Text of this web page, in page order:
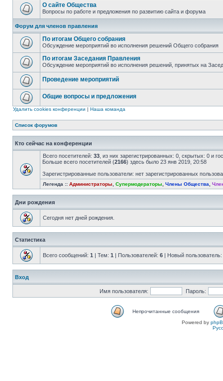
О сайте Общества
Вопросы по работе и предложения по развитию сайта и форума
Форум для членов правления
По итогам Общего собрания
Обсуждение мероприятий во исполнения решений Общего собрания
По итогам Заседания Правления
Обсуждение мероприятий во исполнения решений, принятых на
Проведение мероприятий
Общие вопросы и предложения
Удалить cookies конференции | Наша команда
Список форумов
Кто сейчас на конференции
Всего посетителей: 33 , из них зарегистрированных: 0, скрытых: 0 и
Больше всего посетителей (2166) здесь было 23 янв 2019, 20:58
Зарегистрированные пользователи: нет зарегистрированных
Легенда :: Администраторы Супермодераторы Члены Общества
Дни рождения
Сегодня нет дней рождения.
Статистика
Всего сообщений: 1 | Тем: 1 | Пользователей: 6 | Новый пользователь:
Вход
Имя пользователя: Пароль:
Непрочитанные сообщения
Powered by